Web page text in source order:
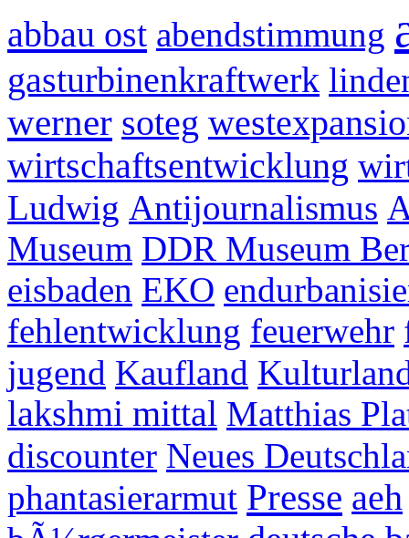
abbau ost abendstimmung
gasturbinenkraftwerk
werner soteg
wirtschaftsentwicklung
Ludwig Antijournalismus
Museum DDR Museum
eisbaden EKO
fehlentwicklung feuerwehr
jugend Kaufland
lakshmi mittal Matthias
discounter Neues
phantasierarmut Presse aeh